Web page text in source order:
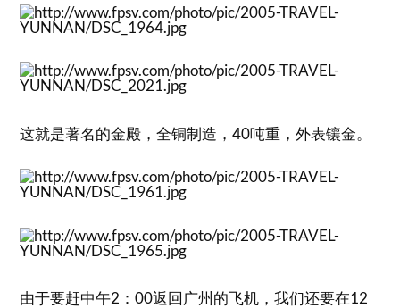
这就是著名的金殿，全铜制造，40吨重，外表镶金。
由于要赶中午2：00返回广州的飞机，我们还要在12